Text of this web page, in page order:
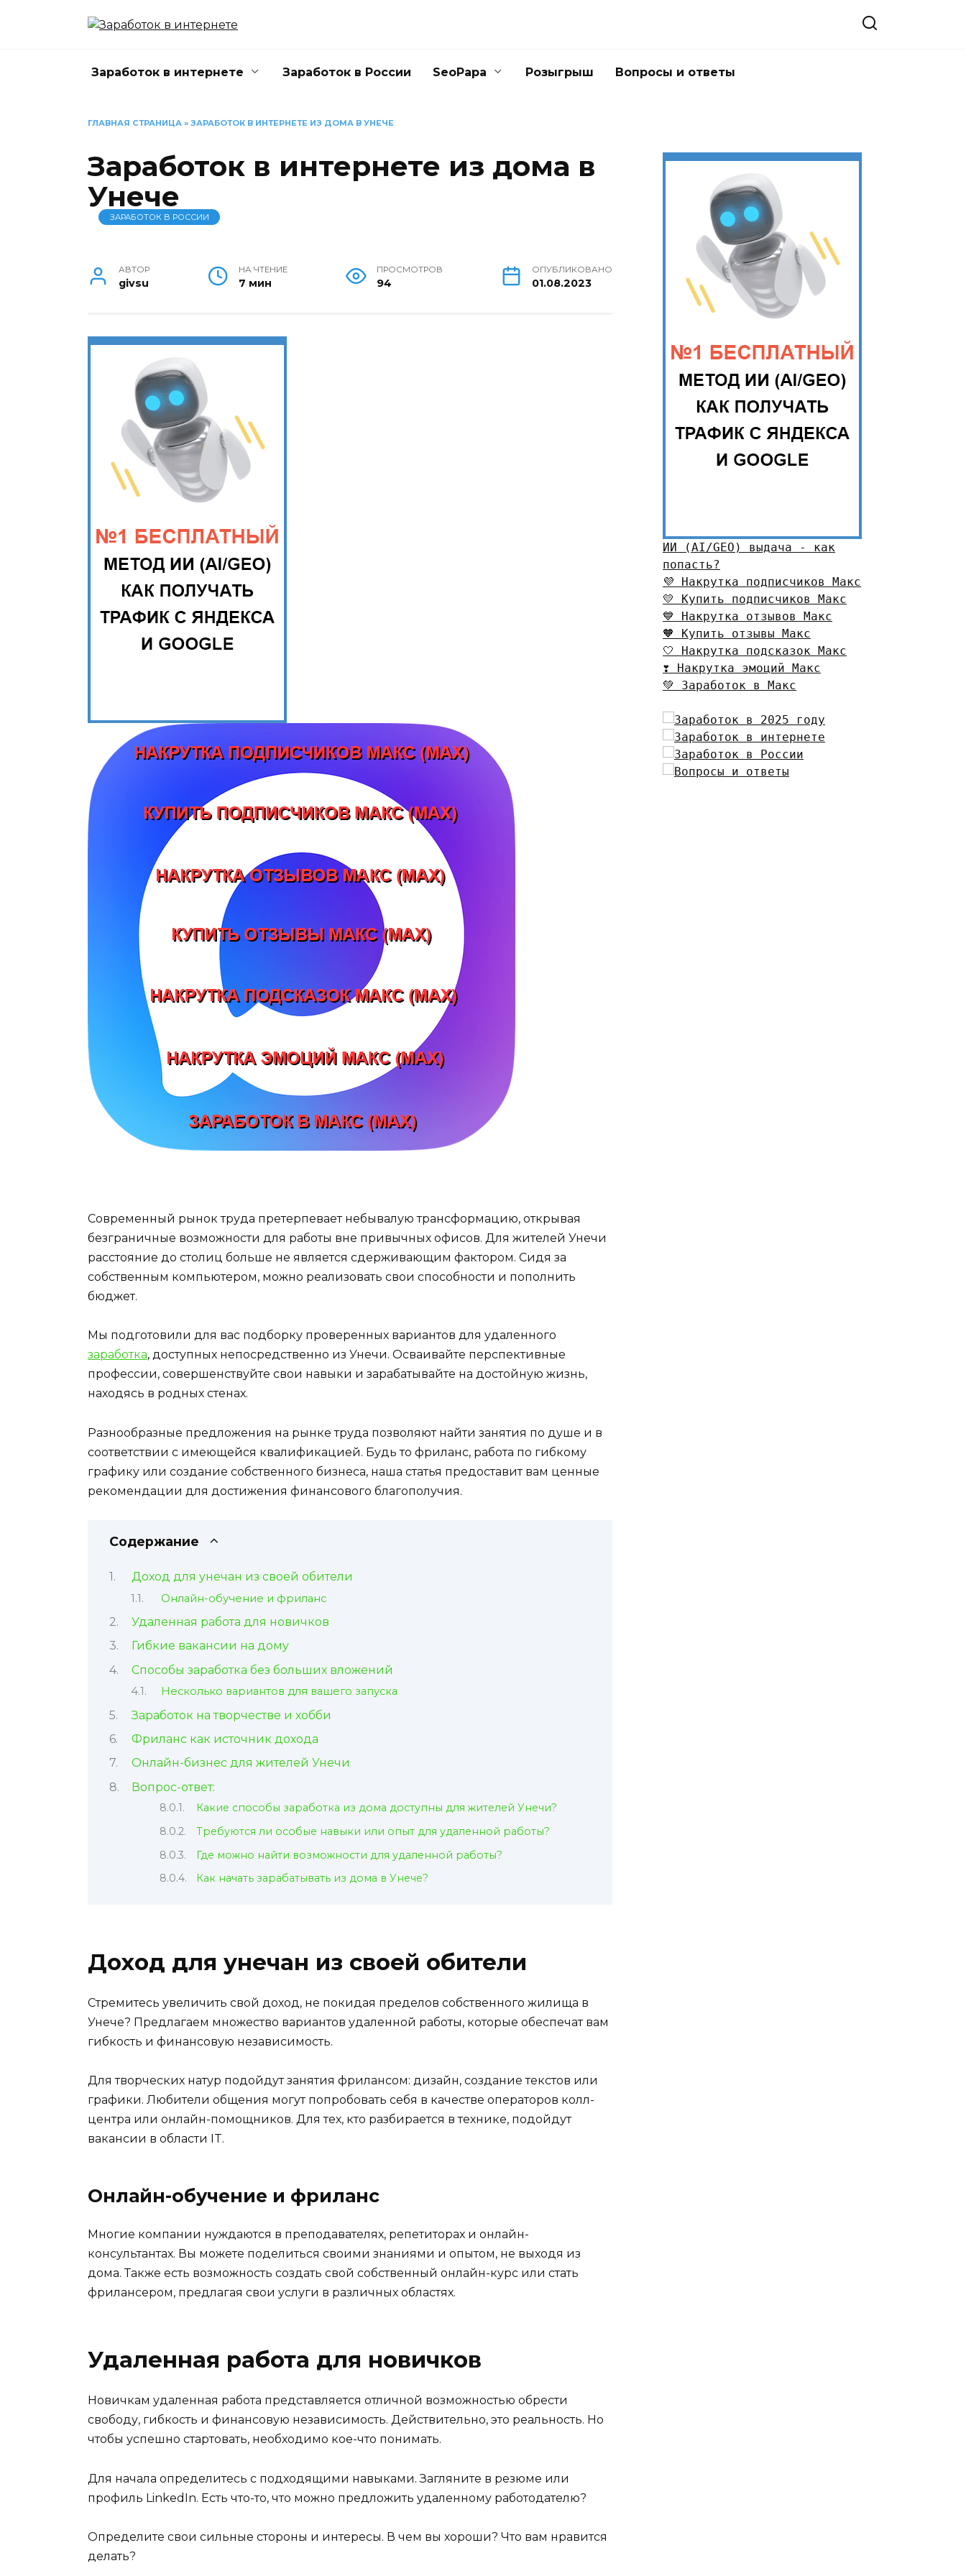
Заработок в интернете Заработок в России SeoPapa Розыгрыш Вопросы и ответы
ГЛАВНАЯ СТРАНИЦА » ЗАРАБОТОК В ИНТЕРНЕТЕ ИЗ ДОМА В УНЕЧЕ
Заработок в интернете из дома в
Унече
ЗАРАБОТОК В РОССИИ
АВТОР
givsu
НА ЧТЕНИЕ
7 мин
ПРОСМОТРОВ
94
ОПУБЛИКОВАНО
01.08.2023
Современный рынок труда претерпевает небывалую трансформацию, открывая
безграничные возможности для работы вне привычных офисов. Для жителей Унечи
расстояние до столиц больше не является сдерживающим фактором. Сидя за
собственным компьютером, можно реализовать свои способности и пополнить
бюджет.
Мы подготовили для вас подборку проверенных вариантов для удаленного
заработка, доступных непосредственно из Унечи. Осваивайте перспективные
профессии, совершенствуйте свои навыки и зарабатывайте на достойную жизнь,
находясь в родных стенах.
Разнообразные предложения на рынке труда позволяют найти занятия по душе и в
соответствии с имеющейся квалификацией. Будь то фриланс, работа по гибкому
графику или создание собственного бизнеса, наша статья предоставит вам ценные
рекомендации для достижения финансового благополучия.
Содержание
Доход для унечан из своей обители
Онлайн-обучение и фриланс
Удаленная работа для новичков
Гибкие вакансии на дому
Способы заработка без больших вложений
Несколько вариантов для вашего запуска
Заработок на творчестве и хобби
Фриланс как источник дохода
Онлайн-бизнес для жителей Унечи
Вопрос-ответ:
Какие способы заработка из дома доступны для жителей Унечи?
Требуются ли особые навыки или опыт для удаленной работы?
Где можно найти возможности для удаленной работы?
Как начать зарабатывать из дома в Унече?
Доход для унечан из своей обители
Стремитесь увеличить свой доход, не покидая пределов собственного жилища в
Унече? Предлагаем множество вариантов удаленной работы, которые обеспечат вам
гибкость и финансовую независимость.
Для творческих натур подойдут занятия фрилансом: дизайн, создание текстов или
графики. Любители общения могут попробовать себя в качестве операторов колл-
центра или онлайн-помощников. Для тех, кто разбирается в технике, подойдут
вакансии в области IT.
Онлайн-обучение и фриланс
Многие компании нуждаются в преподавателях, репетиторах и онлайн-
консультантах. Вы можете поделиться своими знаниями и опытом, не выходя из
дома. Также есть возможность создать свой собственный онлайн-курс или стать
фрилансером, предлагая свои услуги в различных областях.
Удаленная работа для новичков
Новичкам удаленная работа представляется отличной возможностью обрести
свободу, гибкость и финансовую независимость. Действительно, это реальность. Но
чтобы успешно стартовать, необходимо кое-что понимать.
Для начала определитесь с подходящими навыками. Загляните в резюме или
профиль LinkedIn. Есть что-то, что можно предложить удаленному работодателю?
Определите свои сильные стороны и интересы. В чем вы хороши? Что вам нравится
делать?
ИИ (AI/GEO) выдача - как
попасть?
💜 Накрутка подписчиков Макс
💛 Купить подписчиков Макс
💙 Накрутка отзывов Макс
🧡 Купить отзывы Макс
🤍 Накрутка подсказок Макс
❣️ Накрутка эмоций Макс
💚 Заработок в Макс